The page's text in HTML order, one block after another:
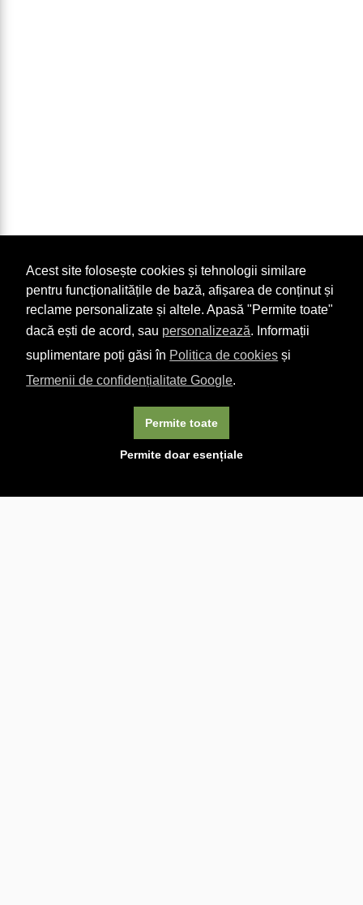
Acest site folosește cookies și tehnologii similare
pentru funcționalitățile de bază, afișarea de conținut și
reclame personalizate și altele. Apasă "Permite toate"
dacă ești de acord, sau personalizează. Informații
suplimentare poți găsi în Politica de cookies și
Termenii de confidențialitate Google.
Permite doar esențiale
Permite toate
exprimați acordul asupra folosirii cookie-urilor.